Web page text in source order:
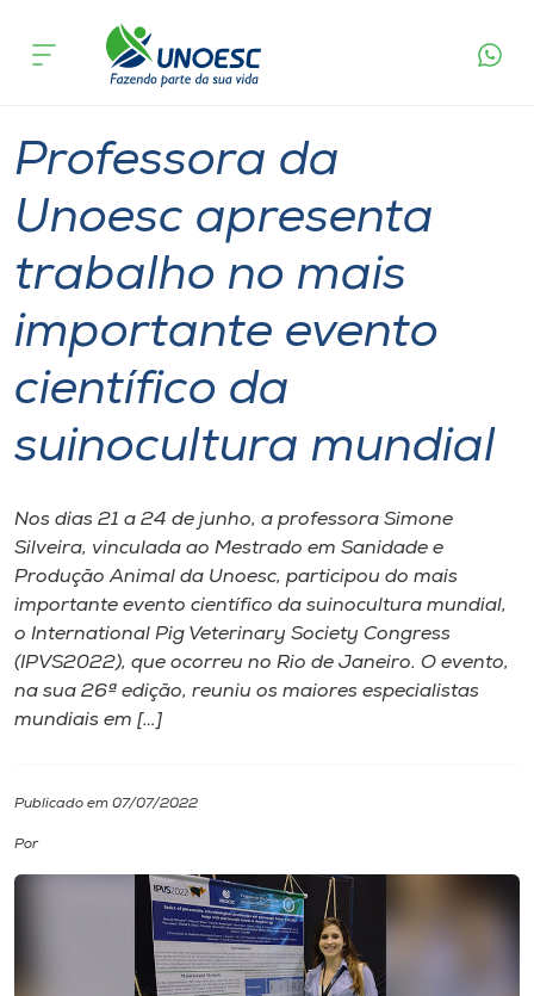
Cursos
Pesquisa
Atendimento ao Estudante
Portal de Ensino
Unoesc
Internacionalização
I.nova
Diplomados
Cultura
CPA
Biblioteca
acontece
suinocultura mundial
Professora da
Unoesc apresenta
trabalho no mais
importante evento
científico da
suinocultura mundial
Nos dias 21 a 24 de junho, a professora Simone
Silveira, vinculada ao Mestrado em Sanidade e
Produção Animal da Unoesc, participou do mais
importante evento científico da suinocultura mundial,
o International Pig Veterinary Society Congress
(IPVS2022), que ocorreu no Rio de Janeiro. O evento,
na sua 26ª edição, reuniu os maiores especialistas
mundiais em […]
Publicado em 07/07/2022
Por